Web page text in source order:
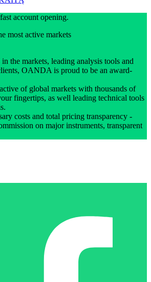
account opening.
most active markets
the markets, leading analysis tools and
OANDA is proud to be an award-
of global markets with thousands of
fingertips, as well leading technical tools
costs and total pricing transparency -
on major instruments, transparent